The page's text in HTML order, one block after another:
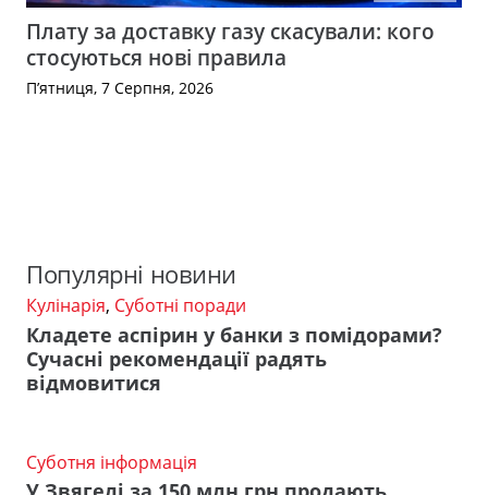
Плату за доставку газу скасували: кого
стосуються нові правила
П’ятниця, 7 Серпня, 2026
Популярні новини
Кулінарія, Суботні поради
Кладете аспірин у банки з помідорами?
Сучасні рекомендації радять
відмовитися
Суботня інформація